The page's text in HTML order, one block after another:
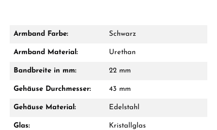
Ab 1.000 € Bestellwert erhalten Sie ein
Geschenk im Warenkorb.
Armband Farbe: Schwarz
Armband Material: Urethan
Bandbreite in mm: 22 mm
Gehäuse Durchmesser: 43 mm
Gehäuse Material: Edelstahl
Glas: Kristallglas